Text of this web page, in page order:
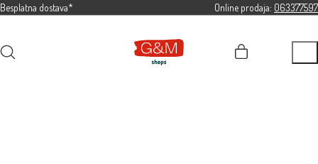
Besplatna dostava* Online prodaja: 063377597